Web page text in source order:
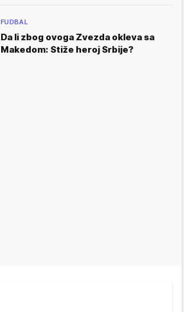
FUDBAL
Da li zbog ovoga Zvezda okleva sa
Makedom: Stiže heroj Srbije?